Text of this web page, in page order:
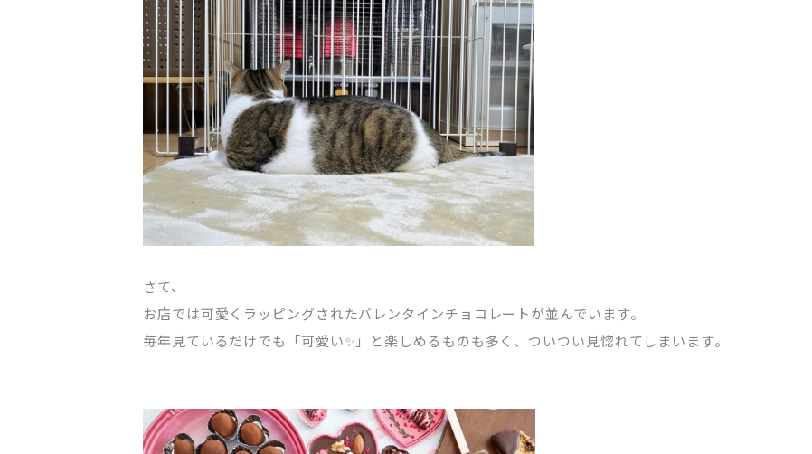
さて、
お店では可愛くラッピングされたバレンタインチョコレートが並んでいます。
毎年見ているだけでも「可愛い✨」と楽しめるものも多く、ついつい見惚れてしまいます。